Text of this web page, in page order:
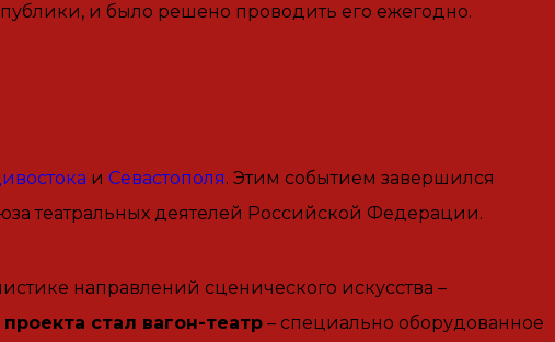
и было решено проводить его ежегодно.
и Севастополя. Этим событием завершился
театральных деятелей Российской Федерации.
направлений сценического искусства –
стал вагон-театр – специально оборудованное